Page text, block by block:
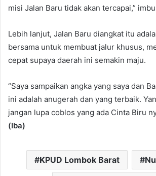
misi Jalan Baru tidak akan tercapai,”
Lebih lanjut, Jalan Baru diangkat itu
bersama untuk membuat jalur khusus,
cepat supaya daerah ini semakin maju.
“Saya sampaikan angka yang saya dan
ini adalah anugerah dan yang terbaik.
jangan lupa coblos yang ada Cinta Biru
(Iba)
KPUD Lombok Barat